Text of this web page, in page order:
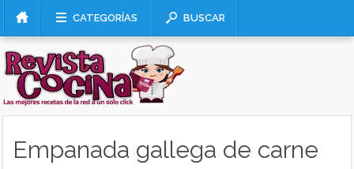
CATEGORÍAS BUSCAR
Empanada gallega de carne